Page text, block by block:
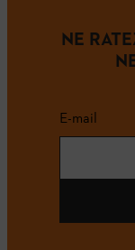
NE
E-mail